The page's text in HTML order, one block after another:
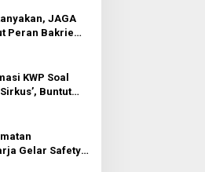
JAGA
Peran Bakrie
KWP Soal
Buntut
Sufmi Dasco
Gelar Safety
Industri